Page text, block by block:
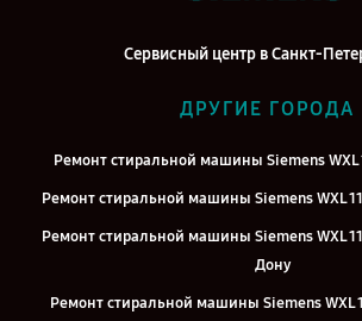
Сервисный центр в Санкт-
ДРУГИЕ ГОРОДА
Ремонт стиральной машины Siemens WXL
Ремонт стиральной машины Siemens WXL
Ремонт стиральной машины Siemens WXL
Дону
Ремонт стиральной машины Siemens WXL